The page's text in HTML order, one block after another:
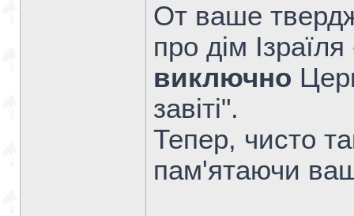
От ваше
про дім
виключно
завіті".
Тепер, чисто
пам'ятаючи